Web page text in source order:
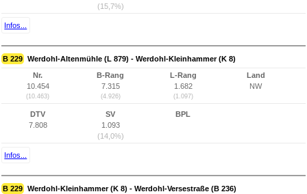
(15,7%)
Infos...
B 229 Werdohl-Altenmühle (L 879) - Werdohl-Kleinhammer (K 8)
Nr.
10.454
(10.463)
B-Rang
7.315
(4.926)
L-Rang
1.682
(1.097)
Land
NW
DTV
7.808
SV
1.093
(14,0%)
BPL
Infos...
B 229 Werdohl-Kleinhammer (K 8) - Werdohl-Versestraße (B 236)